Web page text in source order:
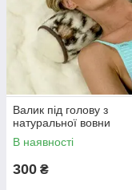
Валик під голову з
натуральної вовни
В наявності
300 ₴